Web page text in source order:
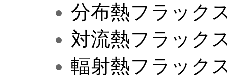
分布熱フラック
対流熱フラック
輻射熱フラック